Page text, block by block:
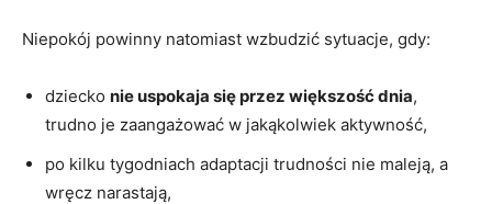
Niepokój powinny natomiast wzbudzić sytuacje, gdy:
dziecko nie uspokaja się przez większość dnia,
trudno je zaangażować w jakąkolwiek aktywność,
po kilku tygodniach adaptacji trudności nie maleją, a
wręcz narastają,